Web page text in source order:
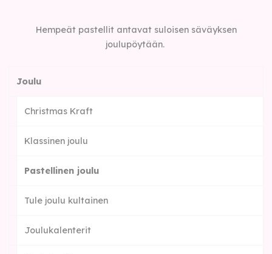
Hempeät pastellit antavat suloisen säväyksen
joulupöytään.
Joulu
Christmas Kraft
Klassinen joulu
Pastellinen joulu
Tule joulu kultainen
Joulukalenterit